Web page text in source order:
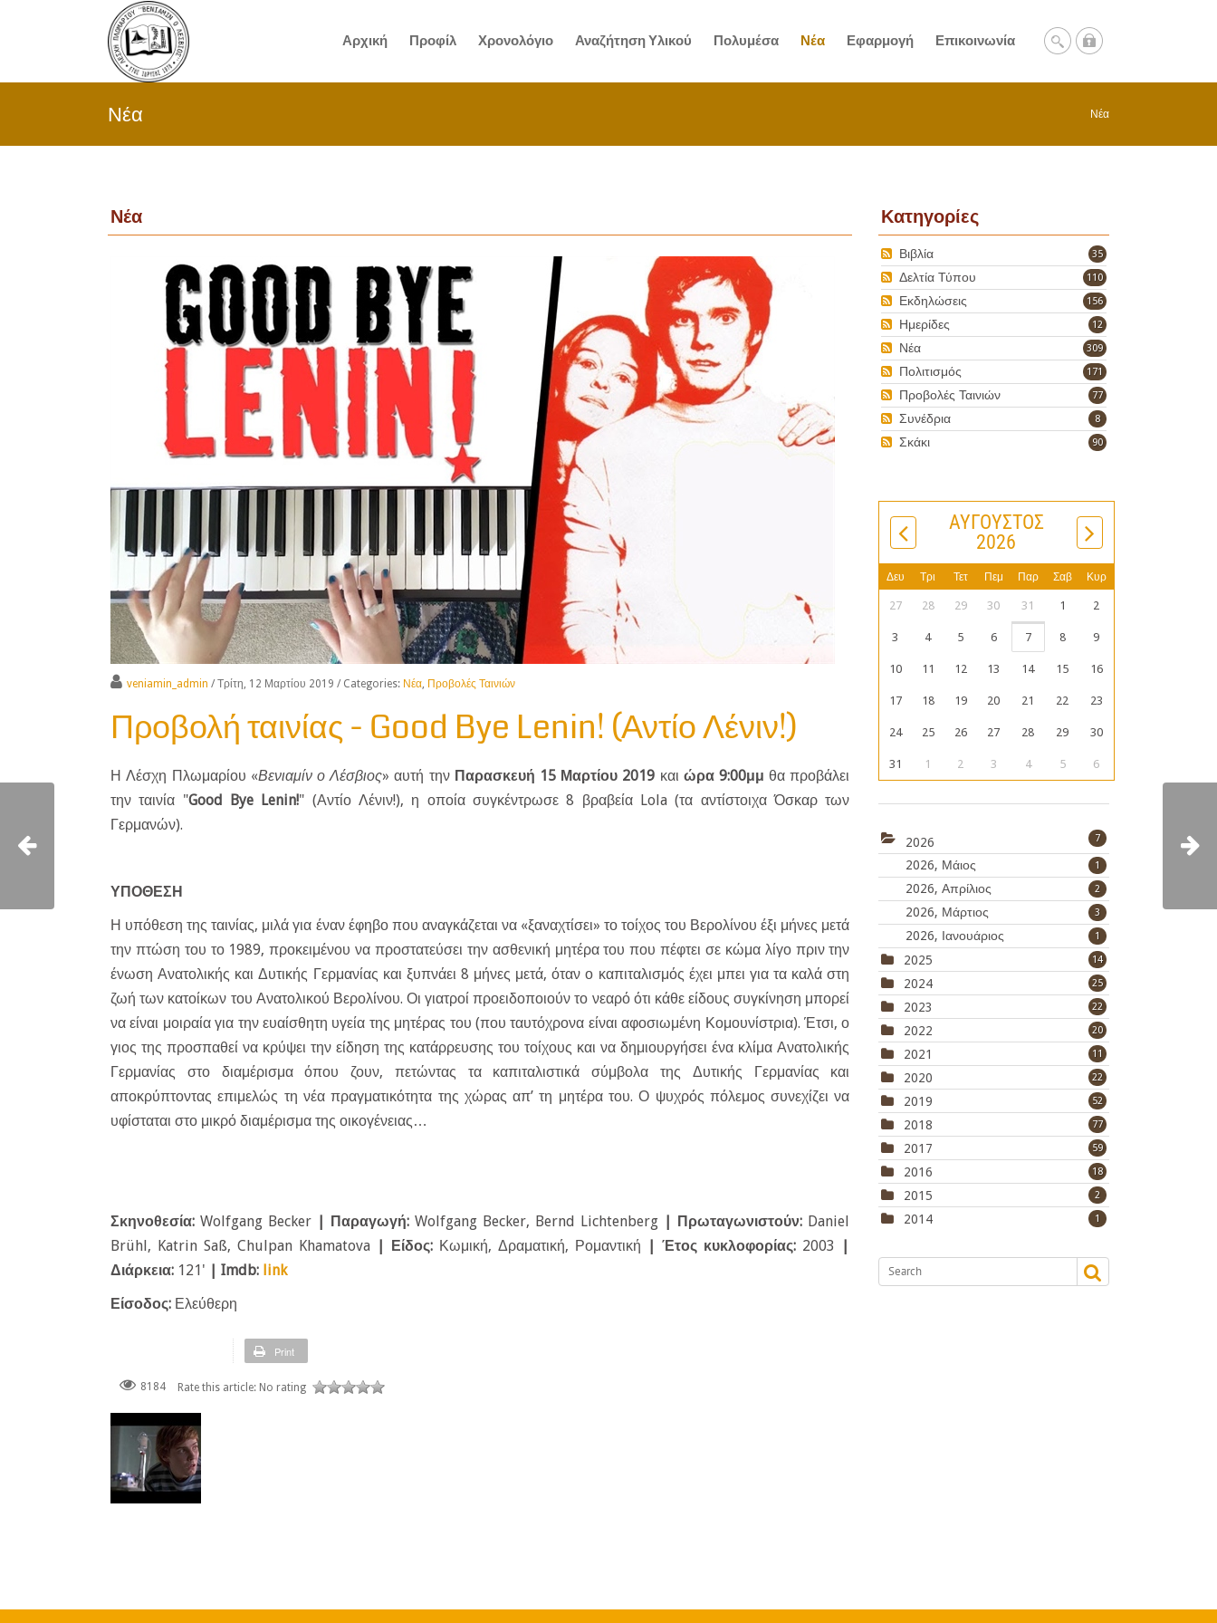
Αρχική Προφίλ Χρονολόγιο Αναζήτηση Υλικού Πολυμέσα Νέα Εφαρμογή Επικοινωνία
Νέα Νέα
Νέα
veniamin_admin / Τρίτη, 12 Μαρτίου 2019 / Categories: Νέα Προβολές Ταινιών
Προβολή ταινίας - Good Bye Lenin! (Αντίο Λένιν!)
Η Λέσχη Πλωμαρίου «Βενιαμίν ο Λέσβιος» αυτή την Παρασκευή 15 Μαρτίου 2019 και ώρα 9:00μμ θα προβάλει
την ταινία "Good Bye Lenin!" (Αντίο Λένιν!), η οποία συγκέντρωσε 8 βραβεία Lola (τα αντίστοιχα Όσκαρ των
Γερμανών).
ΥΠΟΘΕΣΗ
Η υπόθεση της ταινίας, μιλά για έναν έφηβο που αναγκάζεται να «ξαναχτίσει» το τοίχος του Βερολίνου έξι μήνες μετά
την πτώση του το 1989, προκειμένου να προστατεύσει την ασθενική μητέρα του που πέφτει σε κώμα λίγο πριν την
ένωση Ανατολικής και Δυτικής Γερμανίας και ξυπνάει 8 μήνες μετά, όταν ο καπιταλισμός έχει μπει για τα καλά στη
ζωή των κατοίκων του Ανατολικού Βερολίνου. Οι γιατροί προειδοποιούν το νεαρό ότι κάθε είδους συγκίνηση μπορεί
να είναι μοιραία για την ευαίσθητη υγεία της μητέρας του (που ταυτόχρονα είναι αφοσιωμένη Κομουνίστρια). Έτσι, ο
γιος της προσπαθεί να κρύψει την είδηση της κατάρρευσης του τοίχους και να δημιουργήσει ένα κλίμα Ανατολικής
Γερμανίας στο διαμέρισμα όπου ζουν, πετώντας τα καπιταλιστικά σύμβολα της Δυτικής Γερμανίας και
αποκρύπτοντας επιμελώς τη νέα πραγματικότητα της χώρας απ’ τη μητέρα του. Ο ψυχρός πόλεμος συνεχίζει να
υφίσταται στο μικρό διαμέρισμα της οικογένειας…
Σκηνοθεσία: Wolfgang Becker | Παραγωγή:Wolfgang Becker, Bernd Lichtenberg | Πρωταγωνιστούν: Daniel
Brühl, Katrin Saß, Chulpan Khamatova | Είδος: Κωμική, Δραματική, Ρομαντική | Έτος κυκλοφορίας: 2003
|
Διάρκεια: 121' | Imdb: link
Είσοδος: Ελεύθερη
Print
8184 Rate this article: No rating
Κατηγορίες
35
Βιβλία
110
Δελτία Τύπου
156
Εκδηλώσεις
12
Ημερίδες
309
Νέα
171
Πολιτισμός
77
Προβολές Ταινιών
8
Συνέδρια
90
Σκάκι
ΑΎΓΟΥΣΤΟΣ
2026
Δευ Τρι Τετ Πεμ Παρ Σαβ Κυρ
27 28 29 30 31 1 2
3 4 5 6 7 8 9
10 11 12 13 14 15 16
17 18 19 20 21 22 23
24 25 26 27 28 29 30
31 1 2 3 4 5 6
2026 7
2026, Μάιος 1
2026, Απρίλιος 2
2026, Μάρτιος 3
2026, Ιανουάριος 1
2025 14
2024 25
2023 22
2022 20
2021 11
2020 22
2019 52
2018 77
2017 59
2016 18
2015 2
2014 1